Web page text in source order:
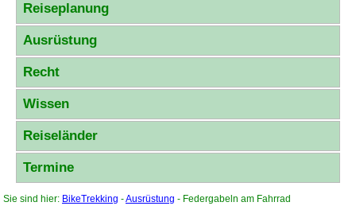
Reiseplanung
Ausrüstung
Recht
Wissen
Reiseländer
Termine
Sie sind hier: BikeTrekking -Ausrüstung - Federgabeln am Fahrrad